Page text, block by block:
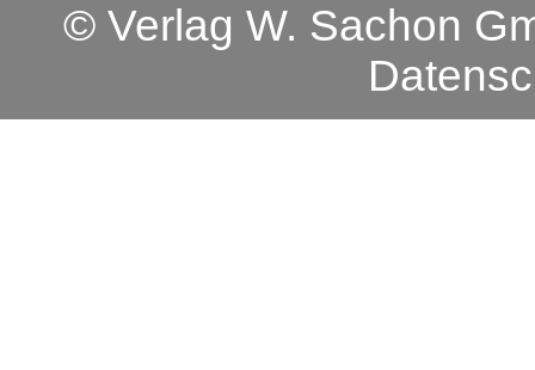
© Verlag W. Sachon